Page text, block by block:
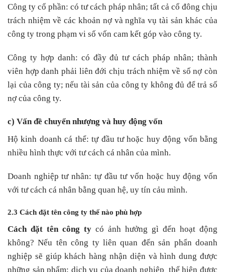
Công ty cổ phần: có tư cách pháp nhân; tất cả cổ đông chịu
trách nhiệm về các khoản nợ và nghĩa vụ tài sản khác của
công ty trong phạm vi số vốn cam kết góp vào công ty.
Công ty hợp danh: có đầy đủ tư cách pháp nhân; thành
viên hợp danh phải liên đới chịu trách nhiệm về số nợ còn
lại của công ty; nếu tài sản của công ty không đủ để trả số
nợ của công ty.
c) Vấn đề chuyển nhượng và huy động vốn
Hộ kinh doanh cá thể: tự đầu tư hoặc huy động vốn bằng
nhiều hình thực với tư cách cá nhân của mình.
Doanh nghiệp tư nhân: tự đầu tư vốn hoặc huy động vốn
với tư cách cá nhân bằng quan hệ, uy tín cảu mình.
2.3 Cách đặt tên công ty thế nào phù hợp
Cách đặt tên công ty có ảnh hưởng gì đến hoạt động
không? Nếu tên công ty liên quan đến sản phẩn doanh
nghiệp sẽ giúp khách hàng nhận diện và hình dung được
những sản phẩm; dịch vụ của doanh nghiệp thể hiện được